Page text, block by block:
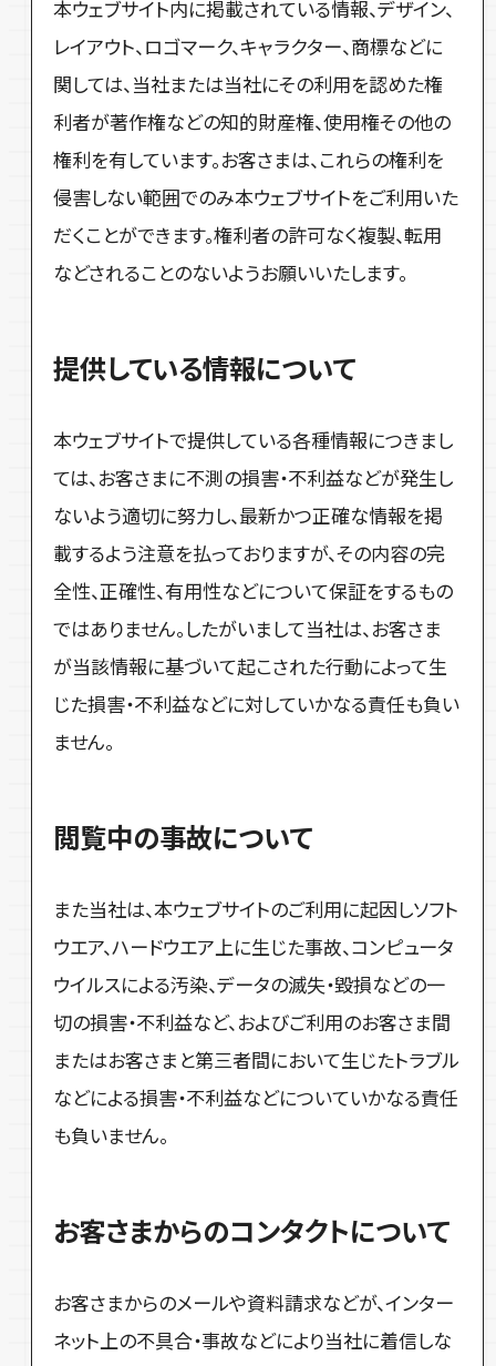
本ウェブサイト内に掲載されている情報、デザイン、
レイアウト、ロゴマーク、キャラクター、商標などに
関しては、当社または当社にその利用を認めた権
利者が著作権などの知的財産権、使用権その他の
権利を有しています。お客さまは、これらの権利を
侵害しない範囲でのみ本ウェブサイトをご利用いた
だくことができます。権利者の許可なく複製、転用
などされることのないようお願いいたします。
提供している情報について
本ウェブサイトで提供している各種情報につきまし
ては、お客さまに不測の損害・不利益などが発生し
ないよう適切に努力し、最新かつ正確な情報を掲
載するよう注意を払っておりますが、その内容の完
全性、正確性、有用性などについて保証をするもの
ではありません。したがいまして当社は、お客さま
が当該情報に基づいて起こされた行動によって生
じた損害・不利益などに対していかなる責任も負い
ません。
閲覧中の事故について
また当社は、本ウェブサイトのご利用に起因しソフト
ウエア、ハードウエア上に生じた事故、コンピュータ
ウイルスによる汚染、データの滅失・毀損などの一
切の損害・不利益など、およびご利用のお客さま間
またはお客さまと第三者間において生じたトラブル
などによる損害・不利益などについていかなる責任
も負いません。
お客さまからのコンタクトについて
お客さまからのメールや資料請求などが、インター
ネット上の不具合・事故などにより当社に着信しな